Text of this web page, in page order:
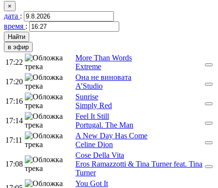
×
дата :
время :
в эфир
17:22
More Than Words
Extreme
17:20
Она не виновата
A’Studio
17:16
Sunrise
Simply Red
17:14
Feel It Still
Portugal. The Man
17:11
A New Day Has Come
Celine Dion
17:08
Cose Della Vita
Eros Ramazzotti & Tina Turner feat. Tina
Turner
You Got It